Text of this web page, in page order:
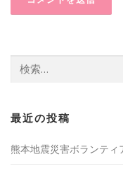
索:
最近の投稿
熊本地震災害ボランティ